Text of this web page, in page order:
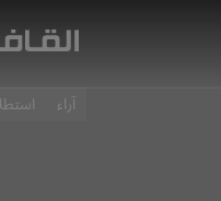
آراء